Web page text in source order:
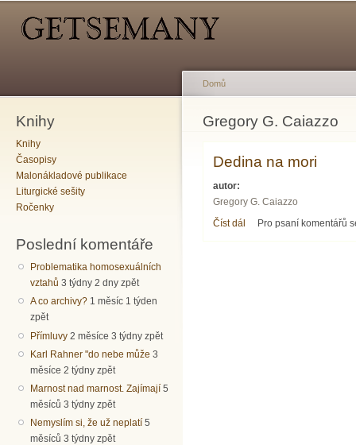
Knihy
Knihy
Časopisy
Malonákladové publikace
Liturgické sešity
Ročenky
Poslední komentáře
Problematika homosexuálních
vztahů 3 týdny 2 dny zpět
A co archivy? 1 měsíc 1 týden
zpět
Přímluvy 2 měsíce 3 týdny zpět
Karl Rahner "do nebe může 3
měsíce 2 týdny zpět
Marnost nad marnost. Zajímají 5
měsíců 3 týdny zpět
Nemyslím si, že už neplatí 5
měsíců 3 týdny zpět
Jste zde
Domů
Gregory G. Caiazzo
Dedina na mori
autor:
Gregory G. Caiazzo
Číst dál Dedina na mori
Pro psaní komentářů